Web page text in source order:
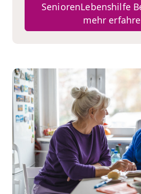
SeniorenLebenshilfe
mehr